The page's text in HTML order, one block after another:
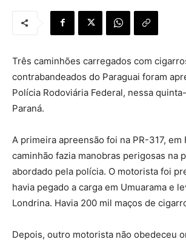
Três caminhões carregados com
contrabandeados do Paraguai foram
Polícia Rodoviária Federal, nessa
Paraná.
A primeira apreensão foi na PR-317, em
caminhão fazia manobras perigosas na
abordado pela polícia. O motorista foi
havia pegado a carga em Umuarama e
Londrina. Havia 200 mil maços de
Depois, outro motorista não obedeceu